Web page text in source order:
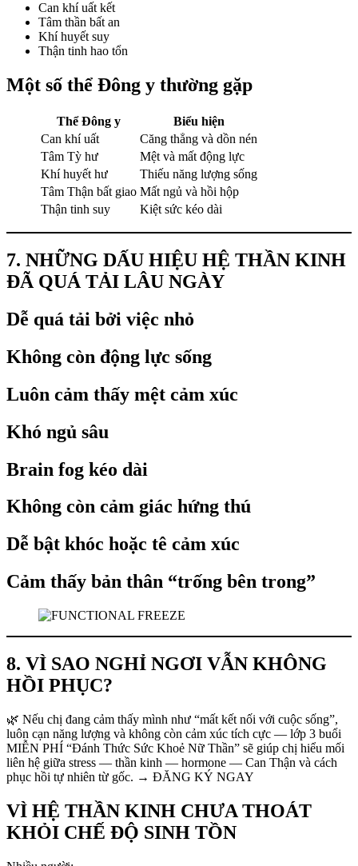
Can khí uất kết
Tâm thần bất an
Khí huyết suy
Thận tinh hao tổn
Một số thể Đông y thường gặp
Thể Đông y
Biểu hiện
Can khí uất
Căng thẳng và dồn nén
Tâm Tỳ hư
Mệt và mất động lực
Khí huyết hư
Thiếu năng lượng sống
Tâm Thận bất giao Mất ngủ và hồi hộp
Thận tinh suy
Kiệt sức kéo dài
7. NHỮNG DẤU HIỆU HỆ THẦN KINH
ĐÃ QUÁ TẢI LÂU NGÀY
Dễ quá tải bởi việc nhỏ
Không còn động lực sống
Luôn cảm thấy mệt cảm xúc
Khó ngủ sâu
Brain fog kéo dài
Không còn cảm giác hứng thú
Dễ bật khóc hoặc tê cảm xúc
Cảm thấy bản thân “trống bên trong”
8. VÌ SAO NGHỈ NGƠI VẪN KHÔNG
HỒI PHỤC?
🌿 Nếu chị đang cảm thấy mình như “mất kết nối với cuộc sống”,
luôn cạn năng lượng và không còn cảm xúc tích cực — lớp 3 buổi
MIỄN PHÍ “Đánh Thức Sức Khoẻ Nữ Thần” sẽ giúp chị hiểu mối
liên hệ giữa stress — thần kinh — hormone — Can Thận và cách
phục hồi tự nhiên từ gốc. → ĐĂNG KÝ NGAY
VÌ HỆ THẦN KINH CHƯA THOÁT
KHỎI CHẾ ĐỘ SINH TỒN